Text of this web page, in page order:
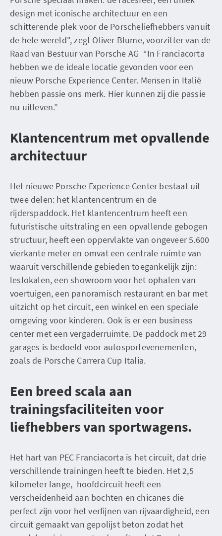
design met iconische architectuur en een
schitterende plek voor de Porscheliefhebbers vanuit
de hele wereld", zegt Oliver Blume, voorzitter van de
Raad van Bestuur van Porsche AG “In Franciacorta
hebben we de ideale locatie gevonden voor een
nieuw Porsche Experience Center. Mensen in Italië
hebben passie ons merk. Hier kunnen zij die passie
nu uitleven.”
Klantencentrum met opvallende
architectuur
Het nieuwe Porsche Experience Center bestaat uit
twee delen: het klantencentrum en de
rijderspaddock. Het klantencentrum heeft een
futuristische uitstraling en een opvallende gebogen
structuur, heeft een oppervlakte van ongeveer 5.600
vierkante meter en omvat een centrale ruimte van
waaruit verschillende gebieden toegankelijk zijn:
leslokalen, een showroom voor het ophalen van
voertuigen, een panoramisch restaurant en bar met
uitzicht op het circuit, een winkel en een speciale
omgeving voor kinderen. Ook is er een business
center met een vergaderruimte. De paddock met 29
garages is bedoeld voor autosportevenementen,
zoals de Porsche Carrera Cup Italia.
Een breed scala aan
trainingsfaciliteiten voor
liefhebbers van sportwagens.
Het hart van PEC Franciacorta is het circuit, dat drie
verschillende trainingen heeft te bieden. Het 2,5
kilometer lange, hoofdcircuit heeft een
verscheidenheid aan bochten en chicanes die
perfect zijn voor het verfijnen van rijvaardigheid, een
circuit gemaakt van gepolijst beton zodat het